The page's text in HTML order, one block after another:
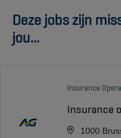
Deze jobs zijn
jou...
Insurance
Insurance
1000